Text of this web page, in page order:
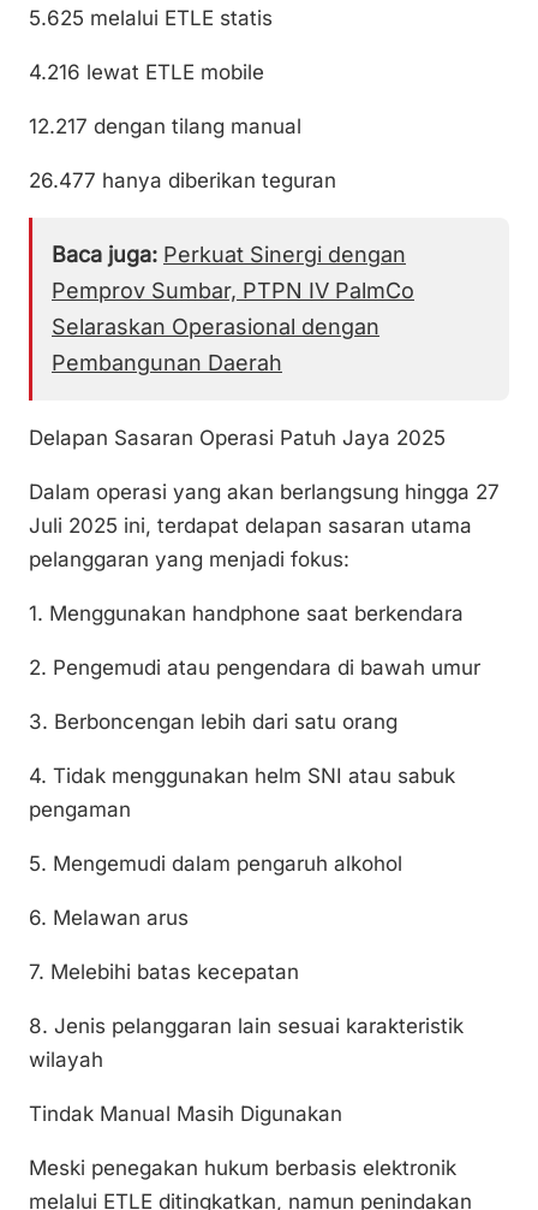
5.625 melalui ETLE statis
4.216 lewat ETLE mobile
12.217 dengan tilang manual
26.477 hanya diberikan teguran
Baca juga: Perkuat Sinergi dengan
Pemprov Sumbar, PTPN IV PalmCo
Selaraskan Operasional dengan
Pembangunan Daerah
Delapan Sasaran Operasi Patuh Jaya 2025
Dalam operasi yang akan berlangsung hingga 27
Juli 2025 ini, terdapat delapan sasaran utama
pelanggaran yang menjadi fokus:
1. Menggunakan handphone saat berkendara
2. Pengemudi atau pengendara di bawah umur
3. Berboncengan lebih dari satu orang
4. Tidak menggunakan helm SNI atau sabuk
pengaman
5. Mengemudi dalam pengaruh alkohol
6. Melawan arus
7. Melebihi batas kecepatan
8. Jenis pelanggaran lain sesuai karakteristik
wilayah
Tindak Manual Masih Digunakan
Meski penegakan hukum berbasis elektronik
melalui ETLE ditingkatkan, namun penindakan